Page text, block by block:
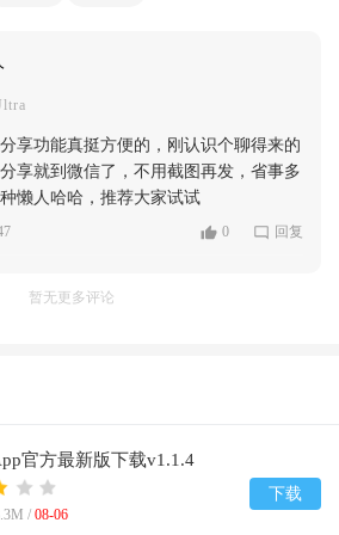
享功能真挺方便的，刚认识个聊得来的
享就到微信了，不用截图再发，省事多
懒人哈哈，推荐大家试试
0 回复
暂无更多评论
官方最新版下载v1.1.4
/ 08-06
下载